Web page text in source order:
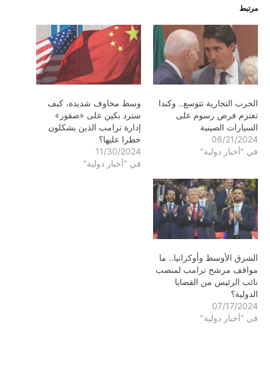
مرتبط
الحرب التجارية تتوسع.. وكندا
تعتزم فرض رسوم على
السيارات الصينية
06/21/2024
في "أخبار دولية"
وسط مخاوف شديدة، كيف
سترد بكين على «صقور»
إدارة ترامب الذين يشكلون
خطرا عليها؟
11/30/2024
في "أخبار دولية"
الشرق الأوسط وأوكرانيا.. ما
مواقف مرشح ترامب لمنصب
نائب الرئيس من القضايا
الدولية؟
07/17/2024
في "أخبار دولية"